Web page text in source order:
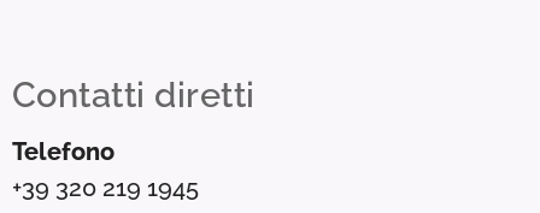
Contatti diretti
Telefono
+39 320 219 1945